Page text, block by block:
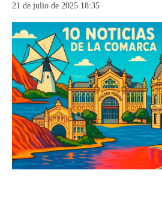
21 de julio de 2025 18:35